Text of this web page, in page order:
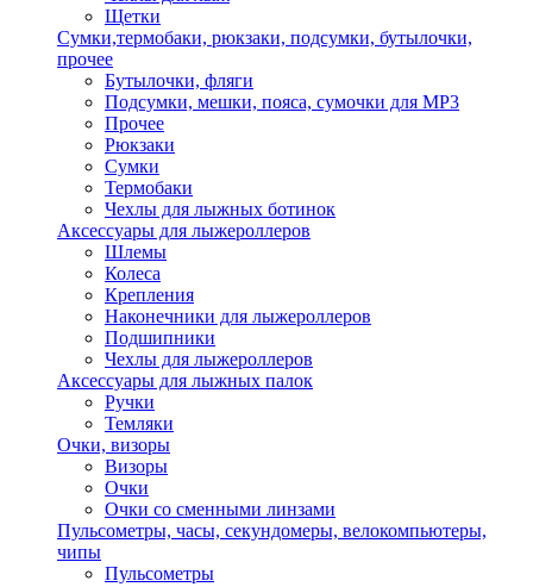
Щетки
Сумки,термобаки, рюкзаки, подсумки, бутылочки,
прочее
Бутылочки, фляги
Подсумки, мешки, пояса, сумочки для MP3
Прочее
Рюкзаки
Сумки
Термобаки
Чехлы для лыжных ботинок
Аксессуары для лыжероллеров
Шлемы
Колеса
Крепления
Наконечники для лыжероллеров
Подшипники
Чехлы для лыжероллеров
Аксессуары для лыжных палок
Ручки
Темляки
Очки, визоры
Визоры
Очки
Очки со сменными линзами
Пульсометры, часы, секундомеры, велокомпьютеры,
чипы
Пульсометры